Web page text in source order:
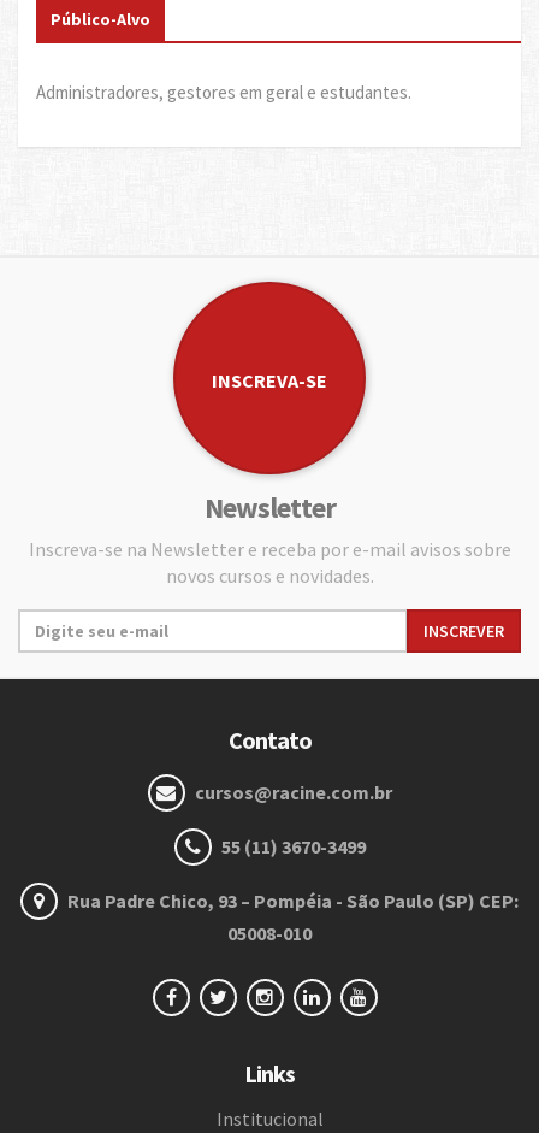
Público-Alvo
Administradores, gestores em geral e estudantes.
INSCREVA-SE
Newsletter
Inscreva-se na Newsletter e receba por e-mail avisos sobre
novos cursos e novidades.
Contato
cursos@racine.com.br
55 (11) 3670-3499
Rua Padre Chico, 93 – Pompéia - São Paulo (SP) CEP:
05008-010
Links
Institucional